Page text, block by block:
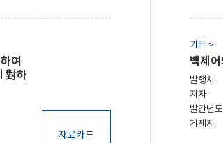
여
對하
자료카드
기타 >
백제
발행처
저자
발간년도
게제지